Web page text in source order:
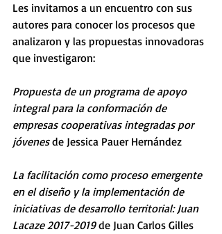
Les invitamos a un encuentro con sus
autores para conocer los procesos que
analizaron y las propuestas innovadoras
que investigaron:
Propuesta de un programa de apoyo
integral para la conformación de
empresas cooperativas integradas por
jóvenes de Jessica Pauer Hernández
La facilitación como proceso emergente
en el diseño y la implementación de
iniciativas de desarrollo territorial: Juan
Lacaze 2017-2019 de Juan Carlos Gilles